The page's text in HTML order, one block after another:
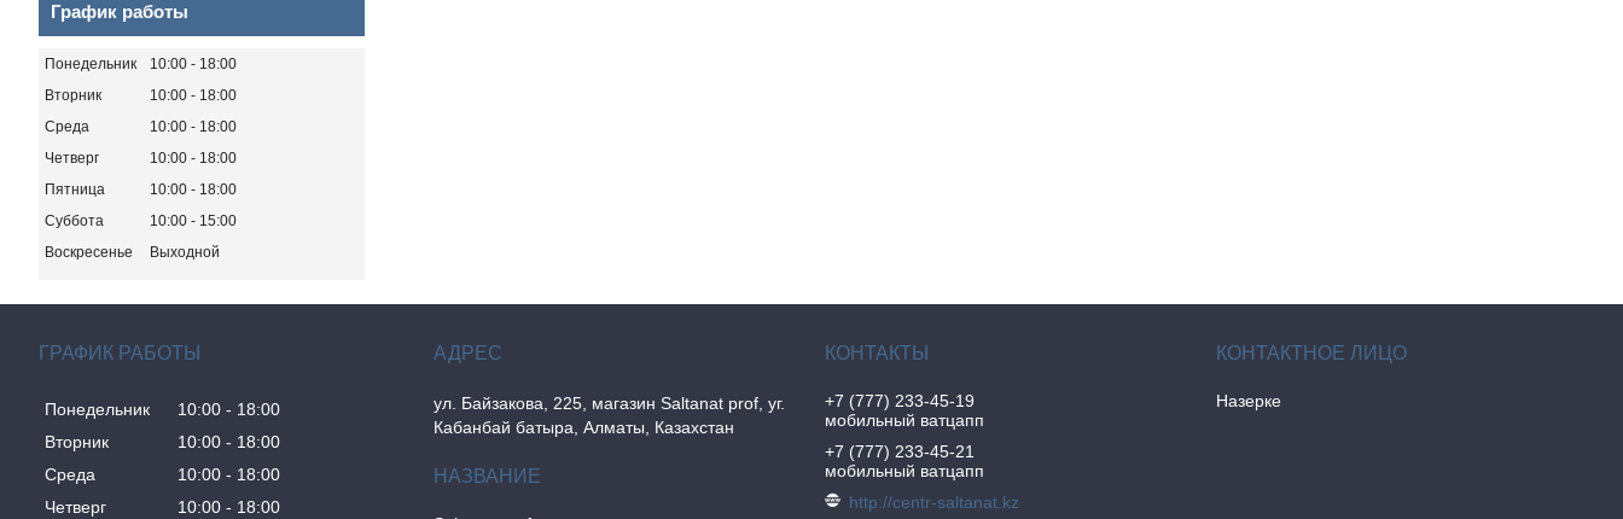
График работы
Понедельник 10:00
18:00
Вторник
10:00
18:00
Среда
10:00
18:00
Четверг
10:00
18:00
Пятница
10:00
18:00
Суббота
10:00
15:00
Воскресенье
Выходной
ГРАФИК РАБОТЫ
Понедельник 10:00
18:00
Вторник
10:00
18:00
Среда
10:00
18:00
Четверг
10:00 18:00
ул. Байзакова, 225, магазин Saltanat prof, уг.
Кабанбай батыра, Алматы, Казахстан
+7 (777) 233-45-19
мобильный ватцапп
+7 (777) 233-45-21
мобильный ватцапп
http://centr-saltanat.kz
Назерке